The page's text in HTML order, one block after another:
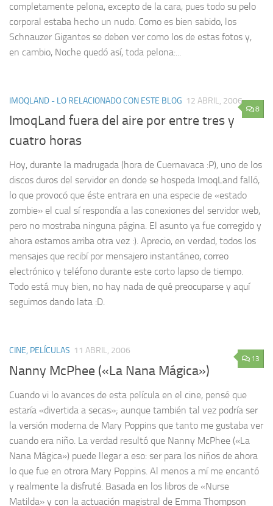
completamente pelona, excepto de la cara, pues todo su pelo
corporal estaba hecho un nudo. Como es bien sabido, los
Schnauzer Gigantes se deben ver como los de estas fotos y,
en cambio, Noche quedó así, toda pelona:...
8
IMOQLAND - LO RELACIONADO CON ESTE BLOG 12 ABRIL, 2006
ImoqLand fuera del aire por entre tres y
cuatro horas
Hoy, durante la madrugada (hora de Cuernavaca :P), uno de los
discos duros del servidor en donde se hospeda ImoqLand falló,
lo que provocó que éste entrara en una especie de «estado
zombie» el cual sí respondía a las conexiones del servidor web,
pero no mostraba ninguna página. El asunto ya fue corregido y
ahora estamos arriba otra vez :). Aprecio, en verdad, todos los
mensajes que recibí por mensajero instantáneo, correo
electrónico y teléfono durante este corto lapso de tiempo.
Todo está muy bien, no hay nada de qué preocuparse y aquí
seguimos dando lata :D.
13
CINE, PELÍCULAS 11 ABRIL, 2006
Nanny McPhee («La Nana Mágica»)
Cuando vi lo avances de esta película en el cine, pensé que
estaría «divertida a secas»; aunque también tal vez podría ser
la versión moderna de Mary Poppins que tanto me gustaba ver
cuando era niño. La verdad resultó que Nanny McPhee («La
Nana Mágica») puede llegar a eso: ser para los niños de ahora
lo que fue en otrora Mary Poppins. Al menos a mí me encantó
y realmente la disfruté. Basada en los libros de «Nurse
Matilda» y con la actuación magistral de Emma Thompson